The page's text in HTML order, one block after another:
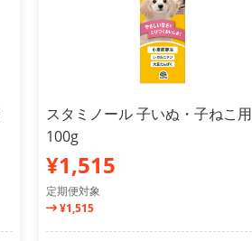
スタミノール 子いぬ・子ねこ用
100g
¥1,515
定期便対象
¥1,515